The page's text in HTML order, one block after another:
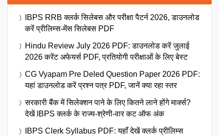
IBPS RRB क्लर्क सिलेबस और परीक्षा पैटर्न 2026, डाउनलोड
करें प्रीलिम्स-मेंस सिलेबस PDF
Hindu Review July 2026 PDF: डाउनलोड करें जुलाई
2026 करेंट अफेयर्स PDF, प्रतियोगी परीक्षाओं के लिए बेस्ट
CG Vyapam Pre Deled Question Paper 2026 PDF:
यहां डाउनलोड करें प्रश्न पत्र PDF, जानें क्या रहा स्तर
सरकारी बैंक में सिलेक्शन पाने के लिए कितने लाने होंगे मार्क्स?
देखें IBPS क्लर्क के राज्य-श्रेणी-वार कट ऑफ अंक
IBPS Clerk Syllabus PDF: यहाँ देखें क्लर्क प्रीलिम्स